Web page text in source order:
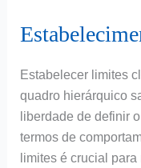
Estabelecer limites
quadro hierárquico
liberdade de definir
termos de
limites é crucial